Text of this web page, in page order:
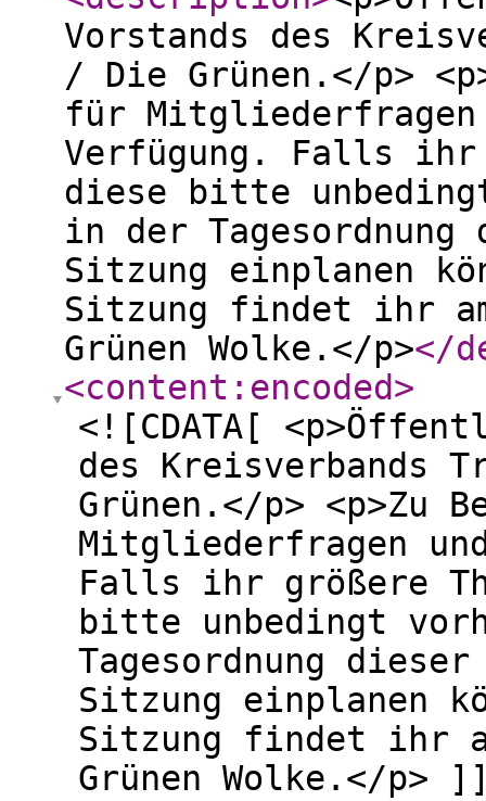
Vorstands des
/ Die Grünen.</p>
für Mitgliederfragen
Verfügung. Falls ihr
diese bitte
in der
Sitzung einplanen
Sitzung findet ihr
Grünen Wolke.</p></
<content:encoded>
<![CDATA[
des Kreisverbands
Grünen.</p> <p>Zu
Mitgliederfragen
Falls ihr größere
bitte unbedingt
Tagesordnung
Sitzung einplanen
Sitzung findet ihr
Grünen Wolke.</p>